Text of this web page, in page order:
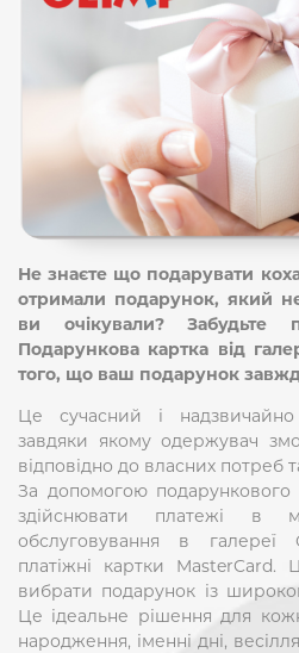
Не знаєте що подарувати
отримали подарунок, який
ви очікували? Забудьте
Подарункова картка від
того, що ваш подарунок
Це сучасний і
завдяки якому одержувач
відповідно до власних потреб
За допомогою
здійснювати платежі в
обслуговування в
платіжні картки
вибрати подарунок із
Це ідеальне рішення для
народження, іменні дні,